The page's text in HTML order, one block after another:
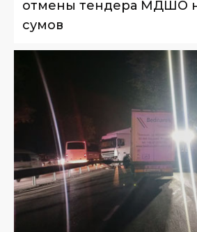
отмены тендера МДШО
сумов